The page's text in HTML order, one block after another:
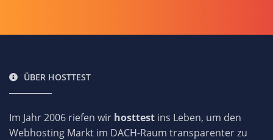
ÜBER HOSTTEST
Im Jahr 2006 riefen wir hosttest ins Leben, um den
Webhosting Markt im DACH-Raum transparenter zu